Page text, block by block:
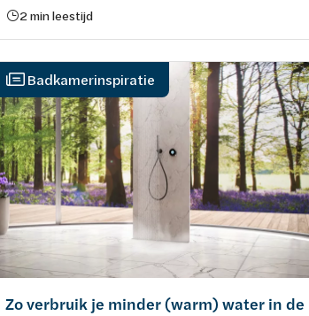
2 min leestijd
Badkamerinspiratie
Zo verbruik je minder (warm) water in de